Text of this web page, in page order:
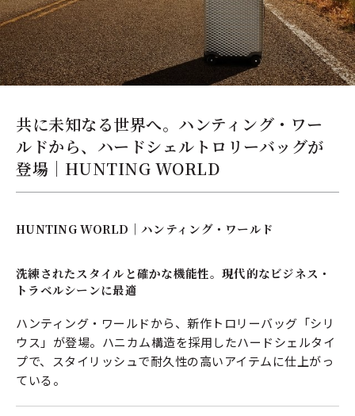
共に未知なる世界へ。ハンティング・ワー
ルドから、ハードシェルトロリーバッグが
登場｜HUNTING WORLD
HUNTING WORLD｜ハンティング・ワールド
洗練されたスタイルと確かな機能性。現代的なビジネス・
トラベルシーンに最適
ハンティング・ワールドから、新作トロリーバッグ「シリ
ウス」が登場。ハニカム構造を採用したハードシェルタイ
プで、スタイリッシュで耐久性の高いアイテムに仕上がっ
ている。